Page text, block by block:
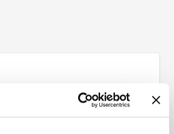
organizzazioni private per
a supporto, a titolo
compilazione on-line delle